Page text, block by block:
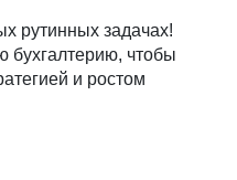
рутинных задачах!
бухгалтерию, чтобы
и ростом